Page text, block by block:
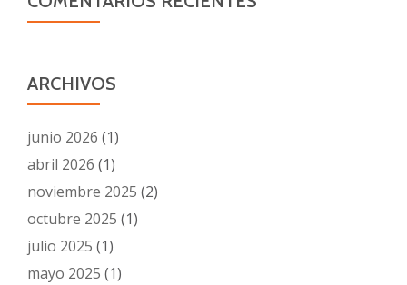
ARCHIVOS
junio 2026 (1)
abril 2026 (1)
noviembre 2025 (2)
octubre 2025 (1)
julio 2025 (1)
mayo 2025 (1)